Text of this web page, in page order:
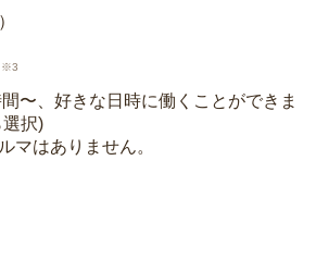
※3
〜、好きな日時に働くことができま
択)
マはありません。